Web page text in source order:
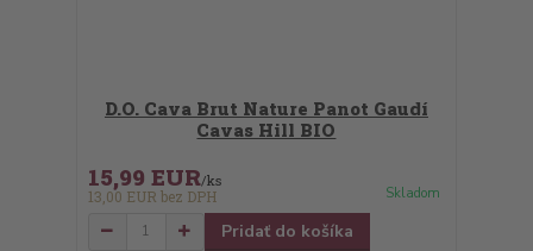
D.O. Cava Brut Nature Panot Gaudí
Cavas Hill BIO
15,99 EUR/ks
13,00 EUR bez DPH Skladom
Pridať do košíka